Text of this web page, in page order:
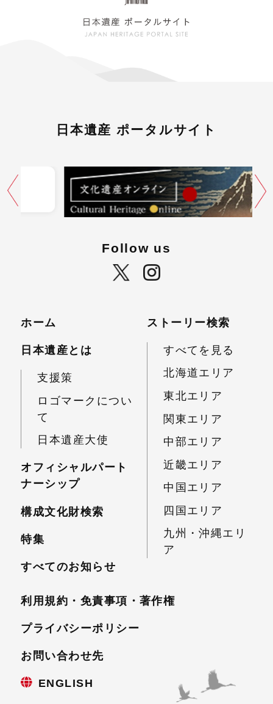
日本遺産 ポータルサイト
Follow us
ホーム
日本遺産とは
支援策
ロゴマークについ
て
日本遺産大使
オフィシャルパート
ナーシップ
構成文化財検索
特集
すべてのお知らせ
ストーリー検索
すべてを見る
北海道エリア
東北エリア
関東エリア
中部エリア
近畿エリア
中国エリア
四国エリア
九州・沖縄エリ
ア
利用規約・免責事項・著作権
プライバシーポリシー
お問い合わせ先
ENGLISH